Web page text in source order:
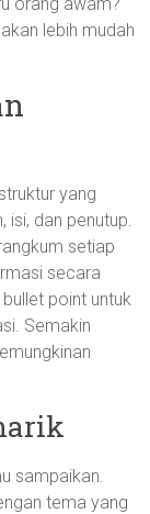
lebih mudah
yang
isi, dan penutup.
setiap
secara
point untuk
Semakin
sampaikan.
tema yang